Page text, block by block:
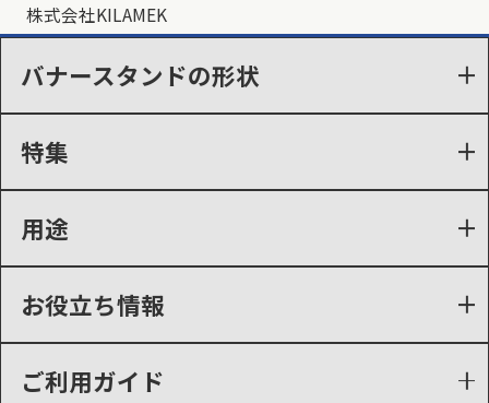
株式会社KILAMEK
バナースタンドの形状
特集
用途
お役立ち情報
ご利用ガイド